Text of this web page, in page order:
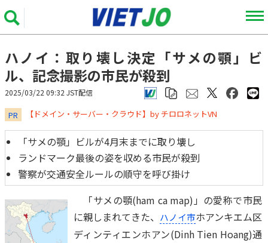
ハノイ：取り壊し決定「サメの顎」ビ
ル、記念撮影の市民が殺到
2025/03/22 09:32 JST配信
PR ​​​​​​​【ドメイン・サーバー・クラウド】by チロロネットVN
「サメの顎」ビルが4月末までに取り壊し
ランドマーク最後の姿を収める市民が殺到
警察が交通安全ルールの順守を呼び掛け
「サメの顎(ham ca map)」の愛称で市民
に親しまれてきた、 ハノイ市ホアンキエム区
ディンティエンホアン(Dinh Tien Hoang)通